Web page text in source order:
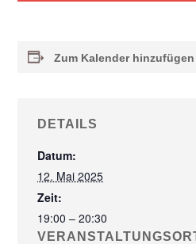
Zum Kalender hinzufügen
DETAILS
Datum:
12. Mai 2025
Zeit:
19:00 – 20:30